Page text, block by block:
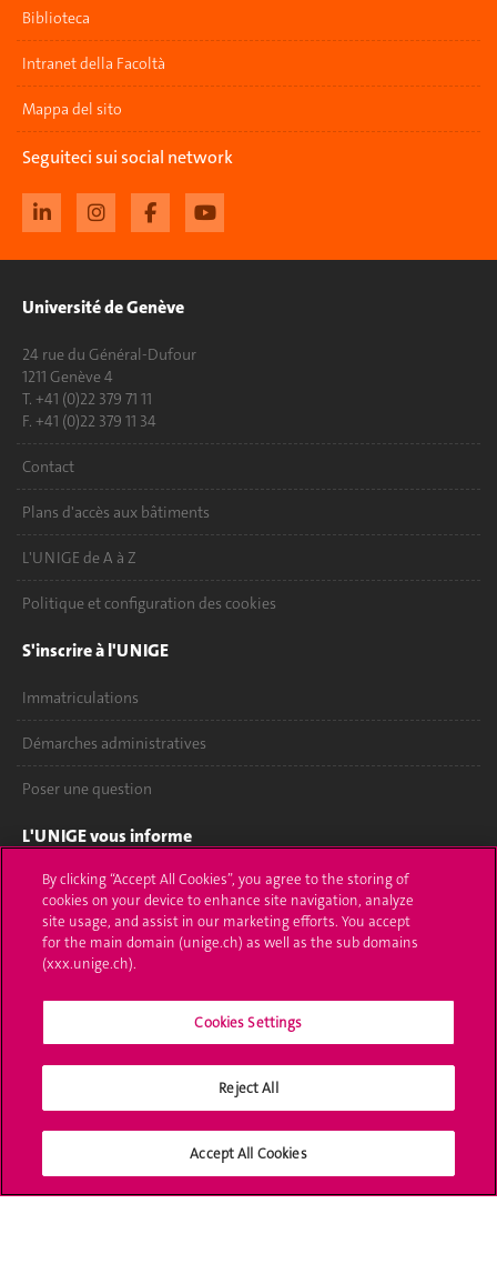
Biblioteca
Intranet della Facoltà
Mappa del sito
Seguiteci sui social network
Université de Genève
24 rue du Général-Dufour
1211 Genève 4
T. +41 (0)22 379 71 11
F. +41 (0)22 379 11 34
Contact
Plans d'accès aux bâtiments
L'UNIGE de A à Z
Politique et configuration des cookies
S'inscrire à l'UNIGE
Immatriculations
Démarches administratives
Poser une question
L'UNIGE vous informe
UNIGE Mobile
Médias
Offres d'emploi
Calendrier académique
Médias sociaux UNIGE
By clicking “Accept All Cookies”, you agree to the storing of
cookies on your device to enhance site navigation, analyze
site usage, and assist in our marketing efforts. You accept
for the main domain (unige.ch) as well as the sub domains
(xxx.unige.ch).
Cookies Settings
Reject All
Accept All Cookies